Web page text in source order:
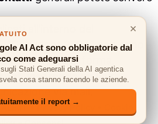
all’interno del
“Copyright 2024” non sono
in nessuna forma,
inserendo un link
viamail.
•Privacy Policy
×
AI Act sono obbligatorie dal
come adeguarsi
sugli Stati Generali della AI agentica
cosa stanno facendo le aziende.
il report →